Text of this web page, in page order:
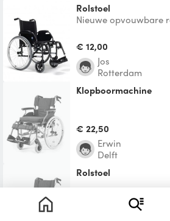
Rolstoel
Nieuwe opvouwbare
verhuur van langere te
€ 12,00
Jos
Rotterdam
Klopboormachine
€ 22,50
Erwin
Delft
Rolstoel